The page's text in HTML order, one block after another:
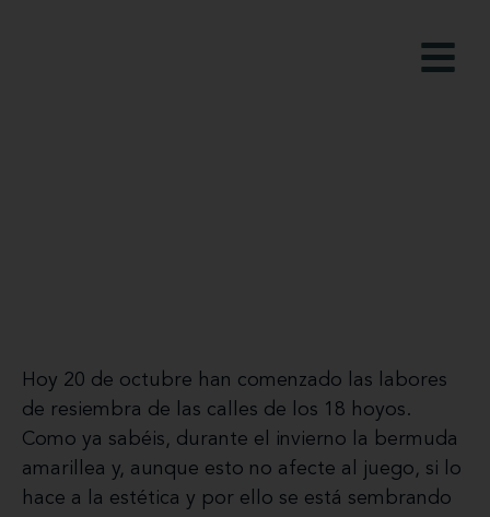
Hoy 20 de octubre han comenzado las labores
de resiembra de las calles de los 18 hoyos.
Como ya sabéis, durante el invierno la bermuda
amarillea y, aunque esto no afecte al juego, si lo
hace a la estética y por ello se está sembrando